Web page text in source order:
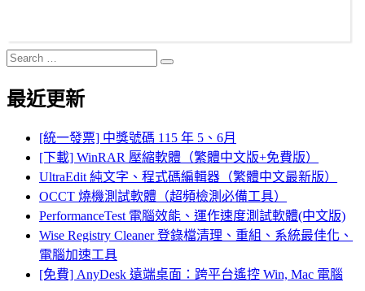
Search
for:
Search
最近更新
[統一發票] 中獎號碼 115 年 5、6月
[下載] WinRAR 壓縮軟體（繁體中文版+免費版）
UltraEdit 純文字、程式碼編輯器（繁體中文最新版）
OCCT 燒機測試軟體（超頻檢測必備工具）
PerformanceTest 電腦效能、運作速度測試軟體(中文版)
Wise Registry Cleaner 登錄檔清理、重組、系統最佳化、
電腦加速工具
[免費] AnyDesk 遠端桌面：跨平台遙控 Win, Mac 電腦